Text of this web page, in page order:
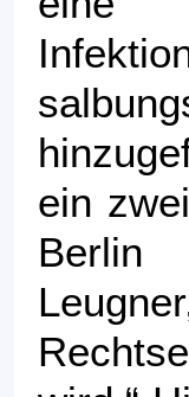
ein
Berlin